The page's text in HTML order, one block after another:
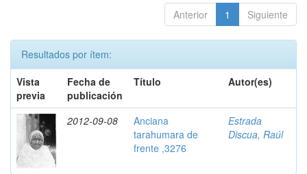
Anterior 1 Siguiente
Resultados por ítem:
Vista
previa
Fecha de
publicación
Título Autor(es)
2012-09-08
Anciana
tarahumara de
frente ,3276
Estrada
Discua, Raúl